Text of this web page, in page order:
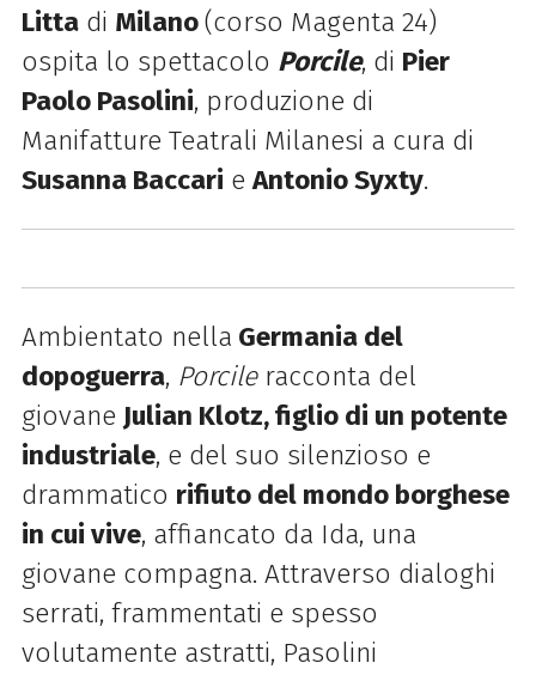
Littadi Milano(corso Magenta 24)
ospita lo spettacolo Porcile, di Pier
Paolo Pasolini, produzione di
Manifatture Teatrali Milanesi a cura di
Susanna Baccari eAntonio Syxty.
Ambientato nella Germania del
dopoguerra, Porcile racconta del
giovane Julian Klotz, figlio di un potente
industriale, e del suo silenzioso e
drammatico rifiuto del mondo borghese
in cui vive, affiancato da Ida, una
giovane compagna. Attraverso dialoghi
serrati, frammentati e spesso
volutamente astratti, Pasolini